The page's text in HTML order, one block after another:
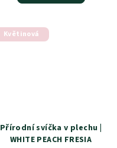
Květinová
Přírodní svíčka v plechu |
WHITE PEACH FRESIA